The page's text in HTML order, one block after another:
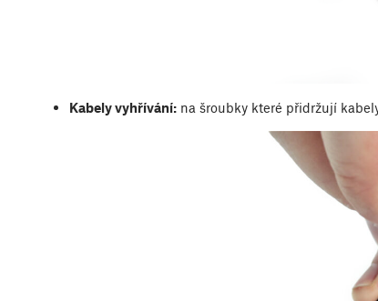
Kabely vyhřívání:na šroubky které přidržují